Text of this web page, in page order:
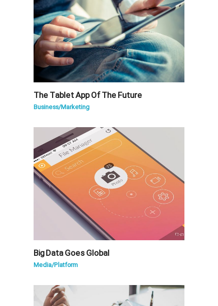
The Tablet App Of The Future
Business/Marketing
Big Data Goes Global
Media/Platform